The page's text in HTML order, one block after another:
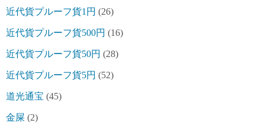
近代貨プルーフ貨1円 (26)
近代貨プルーフ貨500円 (16)
近代貨プルーフ貨50円 (28)
近代貨プルーフ貨5円 (52)
道光通宝 (45)
金屎 (2)